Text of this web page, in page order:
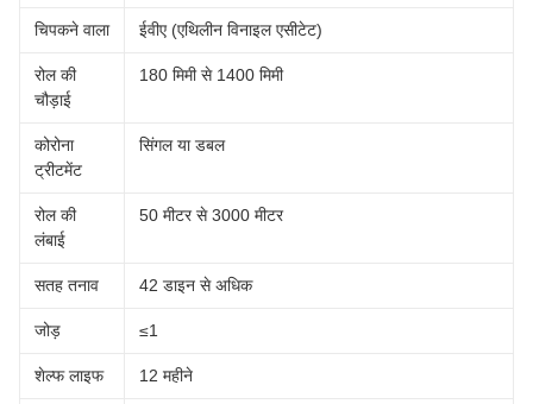
चिपकने वाला ईवीए (एथिलीन विनाइल एसीटेट)
रोल की
चौड़ाई
180 मिमी से 1400 मिमी
कोरोना
ट्रीटमेंट
सिंगल या डबल
रोल की
लंबाई
50 मीटर से 3000 मीटर
सतह तनाव 42 डाइन से अधिक
जोड़ ≤1
शेल्फ लाइफ 12 महीने